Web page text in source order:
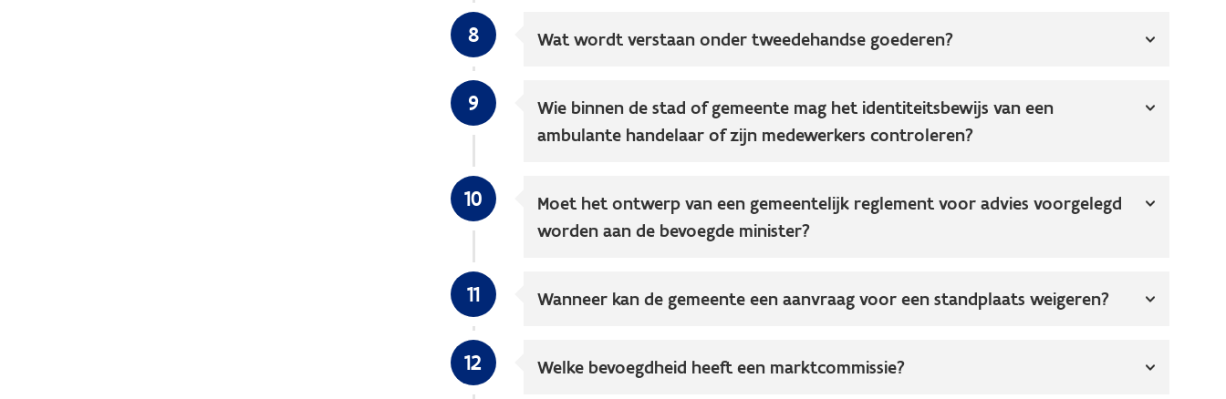
8 Wat wordt verstaan onder tweedehandse goederen?
9
Wie binnen de stad of gemeente mag het identiteitsbewijs van een
ambulante handelaar of zijn medewerkers controleren?
10
Moet het ontwerp van een gemeentelijk reglement voor advies voorgelegd
worden aan de bevoegde minister?
11 Wanneer kan de gemeente een aanvraag voor een standplaats weigeren?
12 Welke bevoegdheid heeft een marktcommissie?